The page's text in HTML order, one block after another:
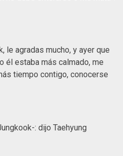
le agradas mucho, y ayer que
él estaba más calmado, me
tiempo contigo, conocerse
: dijo Taehyung